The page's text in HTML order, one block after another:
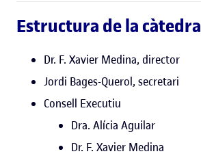
Estructura de la càtedra
Dr. F. Xavier Medina, director
Jordi Bages-Querol, secretari
Consell Executiu
Dra. Alícia Aguilar
Dr. F. Xavier Medina